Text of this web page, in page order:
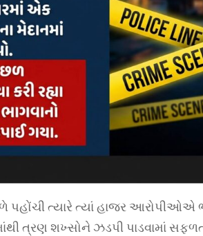
પહોંચી ત્યારે ત્યાં હાજર આરોપીઓએ
ત્રણ શખ્સોને ઝડપી પાડવામાં